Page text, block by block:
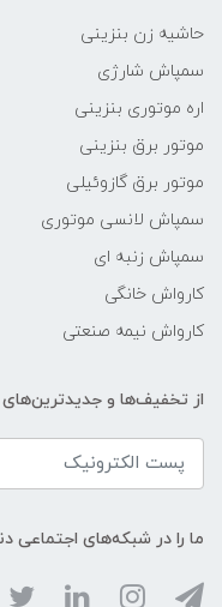
حاشیه زن بنزینی
سمپاش شارژی
اره موتوری بنزینی
موتور برق بنزینی
موتور برق گازوئیلی
سمپاش لانسی موتوری
سمپاش زنبه ای
کارواش خانگی
کارواش نیمه صنعتی
از تخفیف‌ها و
ما را در شبکه‌های اجتماعی